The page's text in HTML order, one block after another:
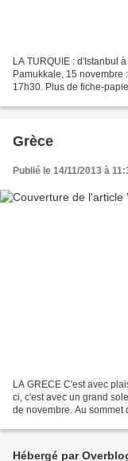
LA TURQUIE : d'Istanbul
Pamukkale, 15 novembre
17h30. Plus de fiche-
Grèce
Publié le 14/11/2013 à
LA GRECE C'est avec
ci, c'est avec un grand
de novembre. Au sommet
Hébergé par